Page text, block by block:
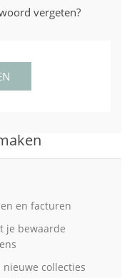
vergeten?
en facturen
je bewaarde
collecties